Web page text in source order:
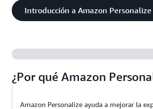
Introducción a Amazon Personalize
¿Por qué Amazon
Amazon Personalize ayuda a mejorar la